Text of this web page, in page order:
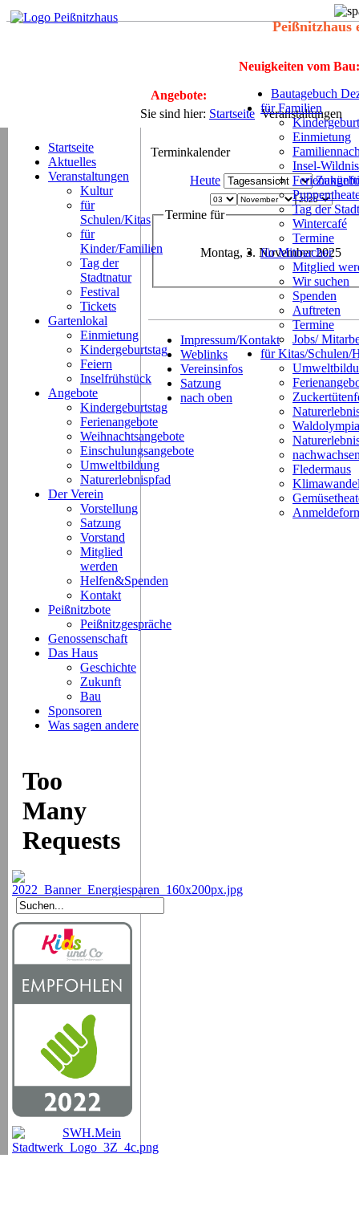
Peißnitzhaus
Neuigkeiten vom Bau:
Bautagebuch
für Familien
Einmietung
Insel-
Tag der
Wintercafé
Termine
für Mitmacher
Mitglied
Wir suchen
Spenden
Auftreten
Termine
Jobs/
für Kitas/Schulen/
Fledermaus
Angebote:
Sie sind hier: Startseite Veranstaltungen
Startseite
Aktuelles
Veranstaltungen
Kultur
für
Schulen/Kitas
für
Kinder/Familien
Tag der
Stadtnatur
Festival
Tickets
Gartenlokal
Einmietung
Kindergeburtstag
Feiern
Inselfrühstück
Angebote
Kindergeburtstag
Ferienangebote
Weihnachtsangebote
Einschulungsangebote
Umweltbildung
Naturerlebnispfad
Der Verein
Vorstellung
Satzung
Vorstand
Mitglied
werden
Helfen&Spenden
Kontakt
Peißnitzbote
Peißnitzgespräche
Genossenschaft
Das Haus
Geschichte
Zukunft
Bau
Sponsoren
Was sagen andere
Terminkalender
Heute
Termine für
Montag, 3. November 2025
Impressum/Kontakt
Weblinks
Vereinsinfos
Satzung
nach oben